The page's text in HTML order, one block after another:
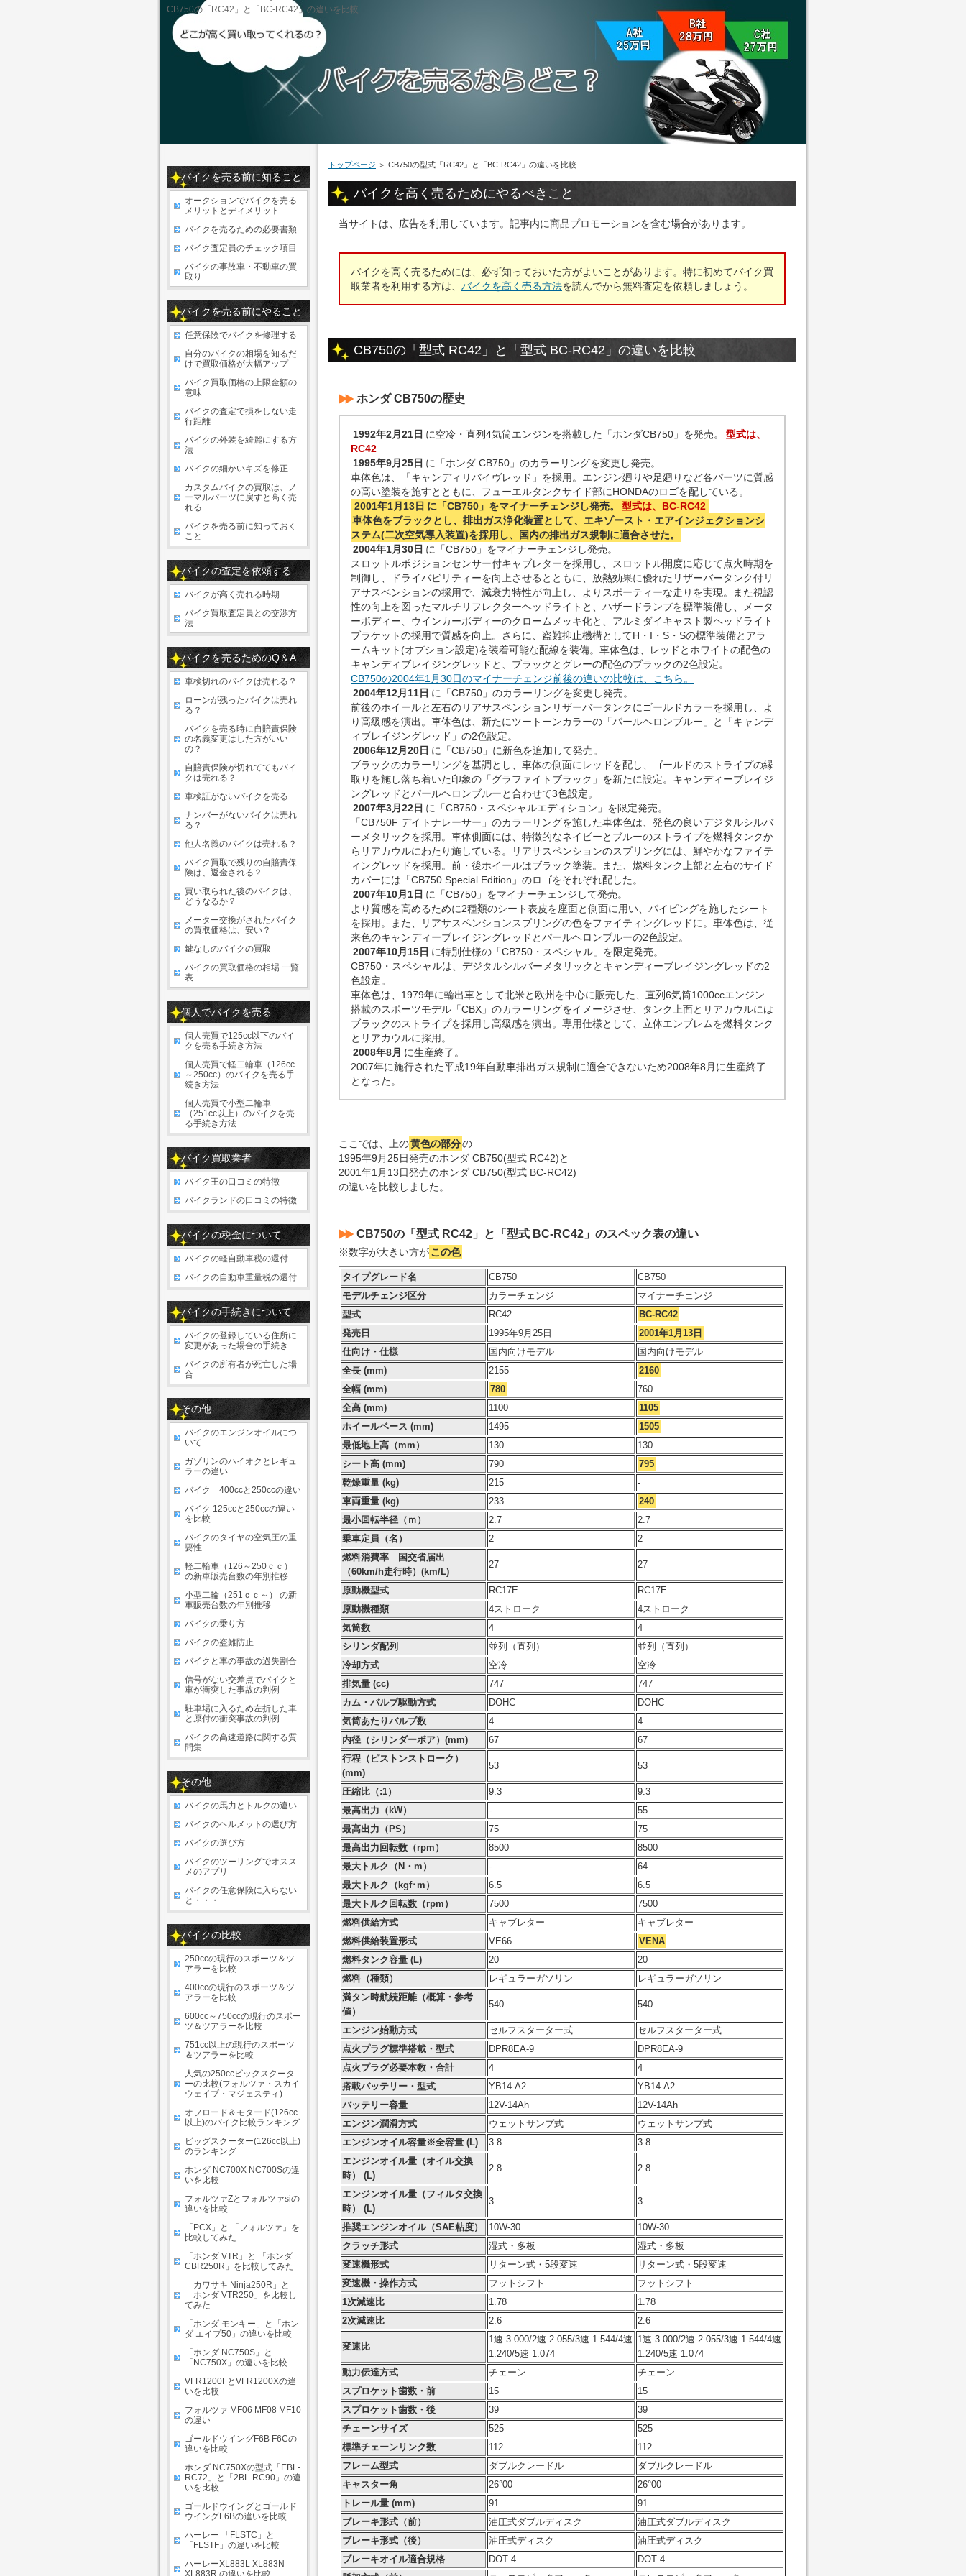
CB750の「RC42」と「BC-RC42」の違いを比較
トップページ ＞ CB750の型式「RC42」と「BC-RC42」の違いを比較
バイクを高く売るためにやるべきこと
当サイトは、広告を利用しています。記事内に商品プロモーションを含む場合があります。
バイクを高く売るためには、必ず知っておいた方がよいことがあります。特に初めてバイク買
取業者を利用する方は、 バイクを高く売る方法を読んでから無料査定を依頼しましょう。
CB750の「型式 RC42」と「型式 BC-RC42」の違いを比較
ホンダ CB750の歴史
1992年2月21日 に空冷・直列4気筒エンジンを搭載した「ホンダCB750」を発売。
型式は、
RC42
1995年9月25日 に「ホンダ CB750」のカラーリングを変更し発売。
車体色は、「キャンディリバイヴレッド」を採用。エンジン廻りや足廻りなど各パーツに質感
の高い塗装を施すとともに、フューエルタンクサイド部にHONDAのロゴを配している。
2001年1月13日 に「CB750」をマイナーチェンジし発売。
型式は、BC-RC42
車体色をブラックとし、排出ガス浄化装置として、エキゾースト・エアインジェクションシ
ステム(二次空気導入装置)を採用し、国内の排出ガス規制に適合させた。
2004年1月30日 に「CB750」をマイナーチェンジし発売。
スロットルポジションセンサー付キャブレターを採用し、スロットル開度に応じて点火時期を
制御し、ドライバビリティーを向上させるとともに、放熱効果に優れたリザーバータンク付リ
アサスペンションの採用で、減衰力特性が向上し、よりスポーティーな走りを実現。また視認
性の向上を図ったマルチリフレクターヘッドライトと、ハザードランプを標準装備し、メータ
ーボディー、ウインカーボディーのクロームメッキ化と、アルミダイキャスト製ヘッドライト
ブラケットの採用で質感を向上。さらに、盗難抑止機構としてH・I・S・Sの標準装備とアラ
ームキット(オプション設定)を装着可能な配線を装備。車体色は、レッドとホワイトの配色の
キャンディブレイジングレッドと、ブラックとグレーの配色のブラックの2色設定。
CB750の2004年1月30日のマイナーチェンジ前後の違いの比較は、こちら。
2004年12月11日 に「CB750」のカラーリングを変更し発売。
前後のホイールと左右のリアサスペンションリザーバータンクにゴールドカラーを採用し、よ
り高級感を演出。車体色は、新たにツートーンカラーの「パールヘロンブルー」と「キャンデ
ィブレイジングレッド」の2色設定。
2006年12月20日 に「CB750」に新色を追加して発売。
ブラックのカラーリングを基調とし、車体の側面にレッドを配し、ゴールドのストライプの縁
取りを施し落ち着いた印象の「グラファイトブラック」を新たに設定。キャンディーブレイジ
ングレッドとパールヘロンブルーと合わせて3色設定。
2007年3月22日 に「CB750・スペシャルエディション」を限定発売。
「CB750F デイトナレーサー」のカラーリングを施した車体色は、発色の良いデジタルシルバ
ーメタリックを採用。車体側面には、特徴的なネイビーとブルーのストライプを燃料タンクか
らリアカウルにわたり施している。リアサスペンションのスプリングには、鮮やかなファイテ
ィングレッドを採用。前・後ホイールはブラック塗装。また、燃料タンク上部と左右のサイド
カバーには「CB750 Special Edition」のロゴをそれぞれ配した。
2007年10月1日 に「CB750」をマイナーチェンジして発売。
より質感を高めるために2種類のシート表皮を座面と側面に用い、パイピングを施したシート
を採用。また、リアサスペンションスプリングの色をファイティングレッドに。車体色は、従
来色のキャンディーブレイジングレッドとパールヘロンブルーの2色設定。
2007年10月15日 に特別仕様の「CB750・スペシャル」を限定発売。
CB750・スペシャルは、デジタルシルバーメタリックとキャンディーブレイジングレッドの2
色設定。
車体色は、1979年に輸出車として北米と欧州を中心に販売した、直列6気筒1000ccエンジン
搭載のスポーツモデル「CBX」のカラーリングをイメージさせ、タンク上面とリアカウルには
ブラックのストライプを採用し高級感を演出。専用仕様として、立体エンブレムを燃料タンク
とリアカウルに採用。
2008年8月 に生産終了。
2007年に施行された平成19年自動車排出ガス規制に適合できないため2008年8月に生産終了
となった。
ここでは、上の黄色の部分の
1995年9月25日発売のホンダ CB750(型式 RC42)と
2001年1月13日発売のホンダ CB750(型式 BC-RC42)
の違いを比較しました。
CB750の「型式 RC42」と「型式 BC-RC42」のスペック表の違い
※数字が大きい方がこの色
タイプグレード名 CB750
CB750
モデルチェンジ区分
カラーチェンジ
マイナーチェンジ
型式
RC42
BC-RC42
発売日
1995年9月25日
2001年1月13日
仕向け・仕様
国内向けモデル
国内向けモデル
全長 (mm)
2155
2160
全幅 (mm)
780
760
全高 (mm)
1100
1105
ホイールベース (mm)
1495
1505
最低地上高（mm）
130
130
シート高 (mm)
790
795
乾燥重量 (kg)
215
-
車両重量 (kg)
233
240
最小回転半径（ｍ）
2.7
2.7
乗車定員（名）
2
2
燃料消費率 国交省届出
（60km/h走行時）(km/L)
27 27
原動機型式 RC17E
RC17E
原動機種類
4ストローク
4ストローク
気筒数
4
4
シリンダ配列
並列（直列）
並列（直列）
冷却方式
空冷
空冷
排気量 (cc)
747
747
カム・バルブ駆動方式
DOHC
DOHC
気筒あたりバルブ数
4
4
内径（シリンダーボア）(mm)
67
67
行程（ピストンストローク）
(mm)
53 53
圧縮比（:1） 9.3
9.3
最高出力（kW）
-
55
最高出力（PS）
75
75
最高出力回転数（rpm）
8500
8500
最大トルク（N・m）
-
64
最大トルク（kgf･m）
6.5
6.5
最大トルク回転数（rpm）
7500
7500
燃料供給方式
キャブレター
キャブレター
燃料供給装置形式
VE66
VENA
燃料タンク容量 (L)
20
20
燃料（種類）
レギュラーガソリン
レギュラーガソリン
満タン時航続距離（概算・参考
値）
540 540
エンジン始動方式 セルフスターター式
セルフスターター式
点火プラグ標準搭載・型式
DPR8EA-9
DPR8EA-9
点火プラグ必要本数・合計
4
4
搭載バッテリー・型式
YB14-A2
YB14-A2
バッテリー容量
12V-14Ah
12V-14Ah
エンジン潤滑方式
ウェットサンプ式
ウェットサンプ式
エンジンオイル容量※全容量 (L)
3.8
3.8
エンジンオイル量（オイル交換
時） (L)
2.8 2.8
エンジンオイル量（フィルタ交換
時） (L)
3 3
推奨エンジンオイル（SAE粘度） 10W-30
10W-30
クラッチ形式
湿式・多板
湿式・多板
変速機形式
リターン式・5段変速
リターン式・5段変速
変速機・操作方式
フットシフト
フットシフト
1次減速比
1.78
1.78
2次減速比
2.6 2.6
変速比
1速 3.000/2速 2.055/3速 1.544/4速
1.240/5速 1.074
1速 3.000/2速 2.055/3速 1.544/4速
1.240/5速 1.074
動力伝達方式
チェーン
チェーン
スプロケット歯数・前
15
15
スプロケット歯数・後
39
39
チェーンサイズ
525
525
標準チェーンリンク数
112
112
フレーム型式
ダブルクレードル
ダブルクレードル
キャスター角
26°00
26°00
トレール量 (mm)
91
91
ブレーキ形式（前）
油圧式ダブルディスク
油圧式ダブルディスク
ブレーキ形式（後）
油圧式ディスク
油圧式ディスク
ブレーキオイル適合規格
DOT 4
DOT 4
バイクを売る前に知ること
オークションでバイクを売る
メリットとディメリット
バイクを売るための必要書類
バイク査定員のチェック項目
バイクの事故車・不動車の買
取り
バイクを売る前にやること
任意保険でバイクを修理する
自分のバイクの相場を知るだ
けで買取価格が大幅アップ
バイク買取価格の上限金額の
意味
バイクの査定で損をしない走
行距離
バイクの外装を綺麗にする方
法
バイクの細かいキズを修正
カスタムバイクの買取は、ノ
ーマルパーツに戻すと高く売
れる
バイクを売る前に知っておく
こと
バイクの査定を依頼する
バイクが高く売れる時期
バイク買取査定員との交渉方
法
バイクを売るためのQ＆A
車検切れのバイクは売れる？
ローンが残ったバイクは売れ
る？
バイクを売る時に自賠責保険
の名義変更はした方がいい
の？
自賠責保険が切れててもバイ
クは売れる？
車検証がないバイクを売る
ナンバーがないバイクは売れ
る？
他人名義のバイクは売れる？
バイク買取で残りの自賠責保
険は、返金される？
買い取られた後のバイクは、
どうなるか？
メーター交換がされたバイク
の買取価格は、安い？
鍵なしのバイクの買取
バイクの買取価格の相場 一覧
表
個人でバイクを売る
個人売買で125cc以下のバイ
クを売る手続き方法
個人売買で軽二輪車（126cc
～250cc）のバイクを売る手
続き方法
個人売買で小型二輪車
（251cc以上）のバイクを売
る手続き方法
バイク買取業者
バイク王の口コミの特徴
バイクランドの口コミの特徴
バイクの税金について
バイクの軽自動車税の還付
バイクの自動車重量税の還付
バイクの手続きについて
バイクの登録している住所に
変更があった場合の手続き
バイクの所有者が死亡した場
合
その他
バイクのエンジンオイルにつ
いて
ガゾリンのハイオクとレギュ
ラーの違い
バイク 400ccと250ccの違い
バイク 125ccと250ccの違い
を比較
バイクのタイヤの空気圧の重
要性
軽二輪車（126～250ｃｃ）
の新車販売台数の年別推移
小型二輪（251ｃｃ～） の新
車販売台数の年別推移
バイクの乗り方
バイクの盗難防止
バイクと車の事故の過失割合
信号がない交差点でバイクと
車が衝突した事故の判例
駐車場に入るため左折した車
と原付の衝突事故の判例
バイクの高速道路に関する質
問集
その他
バイクの馬力とトルクの違い
バイクのヘルメットの選び方
バイクの選び方
バイクのツーリングでオスス
メのアプリ
バイクの任意保険に入らない
と・・・
バイクの比較
250ccの現行のスポーツ＆ツ
アラーを比較
400ccの現行のスポーツ＆ツ
アラーを比較
600cc～750ccの現行のスポー
ツ＆ツアラーを比較
751cc以上の現行のスポーツ
＆ツアラーを比較
人気の250ccビックスクータ
ーの比較(フォルツァ・スカイ
ウェイブ・マジェスティ)
オフロード＆モタード(126cc
以上)のバイク比較ランキング
ビッグスクーター(126cc以上)
のランキング
ホンダ NC700X NC700Sの違
いを比較
フォルツァZとフォルツァsiの
違いを比較
「PCX」と 「フォルツァ」を
比較してみた
「ホンダ VTR」と 「ホンダ
CBR250R」を比較してみた
「カワサキ Ninja250R」と
「ホンダ VTR250」を比較し
てみた
「ホンダ モンキー」と「ホン
ダ エイプ50」の違いを比較
「ホンダ NC750S」と
「NC750X」の違いを比較
VFR1200FとVFR1200Xの違
いを比較
フォルツァ MF06 MF08 MF10
の違い
ゴールドウイングF6B F6Cの
違いを比較
ホンダ NC750Xの型式「EBL-
RC72」と「2BL-RC90」の違
いを比較
ゴールドウイングとゴールド
ウイングF6Bの違いを比較
ハーレー 「FLSTC」と
「FLSTF」の違いを比較
ハーレーXL883L XL883N
XL883R の違いを比較